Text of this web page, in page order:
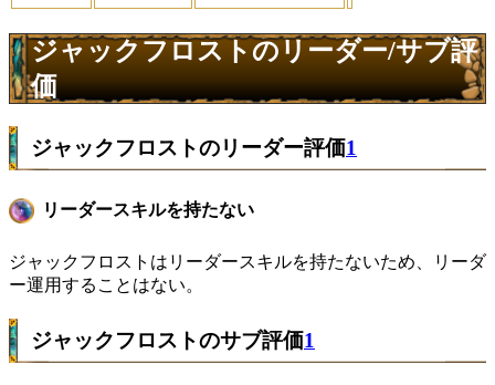
ジャックフロストのリーダー/サブ評
価
ジャックフロストのリーダー評価1
リーダースキルを持たない
ジャックフロストはリーダースキルを持たないため、リーダ
ー運用することはない。
ジャックフロストのサブ評価1